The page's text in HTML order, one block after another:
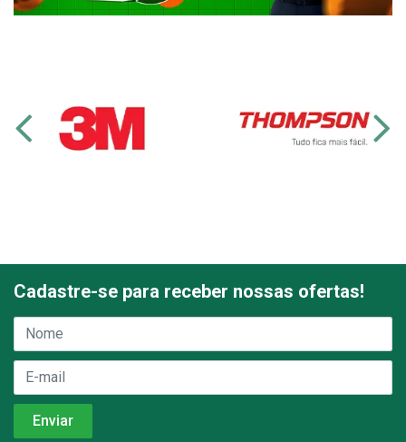
Cadastre-se para receber nossas ofertas!